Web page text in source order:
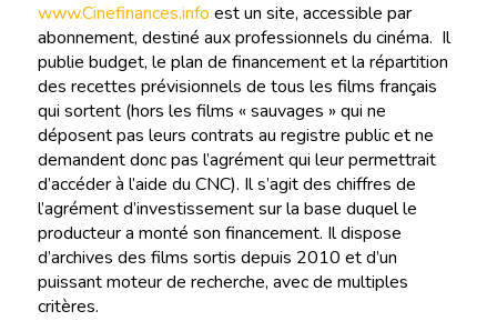
www.Cinefinances.info est un site, accessible par
abonnement, destiné aux professionnels du cinéma. Il
publie budget, le plan de financement et la répartition
des recettes prévisionnels de tous les films français
qui sortent (hors les films « sauvages » qui ne
déposent pas leurs contrats au registre public et ne
demandent donc pas l’agrément qui leur permettrait
d’accéder à l’aide du CNC). Il s’agit des chiffres de
l’agrément d’investissement sur la base duquel le
producteur a monté son financement. Il dispose
d’archives des films sortis depuis 2010 et d’un
puissant moteur de recherche, avec de multiples
critères.